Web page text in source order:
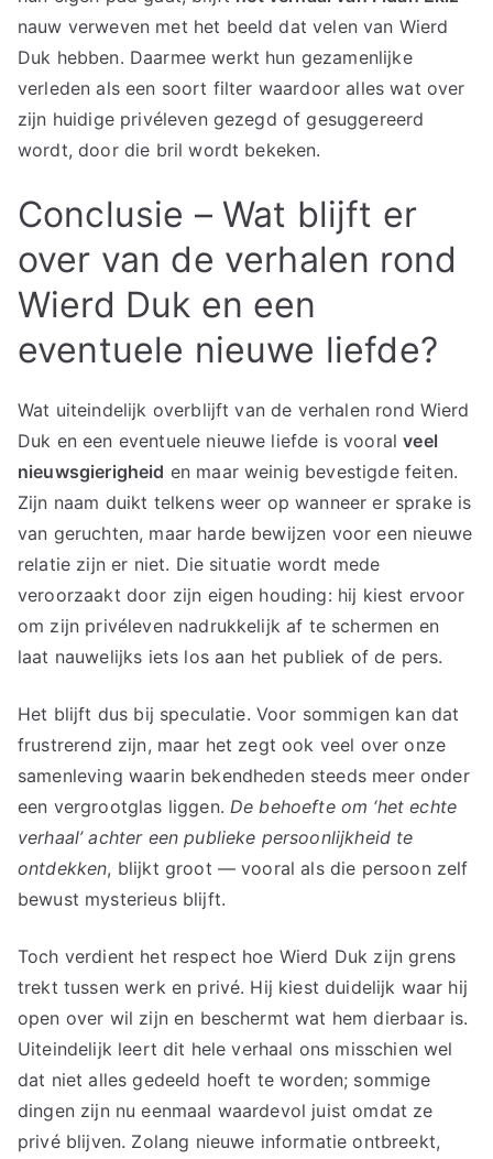
nauw verweven met het beeld dat velen van Wierd
Duk hebben. Daarmee werkt hun gezamenlijke
verleden als een soort filter waardoor alles wat over
zijn huidige privéleven gezegd of gesuggereerd
wordt, door die bril wordt bekeken.
Conclusie – Wat blijft er
over van de verhalen rond
Wierd Duk en een
eventuele nieuwe liefde?
Wat uiteindelijk overblijft van de verhalen rond Wierd
Duk en een eventuele nieuwe liefde is vooralveel
nieuwsgierigheid en maar weinig bevestigde feiten.
Zijn naam duikt telkens weer op wanneer er sprake is
van geruchten, maar harde bewijzen voor een nieuwe
relatie zijn er niet. Die situatie wordt mede
veroorzaakt door zijn eigen houding: hij kiest ervoor
om zijn privéleven nadrukkelijk af te schermen en
laat nauwelijks iets los aan het publiek of de pers.
Het blijft dus bij speculatie. Voor sommigen kan dat
frustrerend zijn, maar het zegt ook veel over onze
samenleving waarin bekendheden steeds meer onder
een vergrootglas liggen. De behoefte om ‘het echte
verhaal’ achter een publieke persoonlijkheid te
ontdekken, blijkt groot — vooral als die persoon zelf
bewust mysterieus blijft.
Toch verdient het respect hoe Wierd Duk zijn grens
trekt tussen werk en privé. Hij kiest duidelijk waar hij
open over wil zijn en beschermt wat hem dierbaar is.
Uiteindelijk leert dit hele verhaal ons misschien wel
dat niet alles gedeeld hoeft te worden; sommige
dingen zijn nu eenmaal waardevol juist omdat ze
privé blijven. Zolang nieuwe informatie ontbreekt,